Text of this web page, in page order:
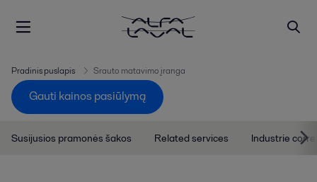
Pradinis puslapis Srauto matavimo įranga
Gauti kainos pasiūlymą
Susijusios pramonės šakos Related services Industrie